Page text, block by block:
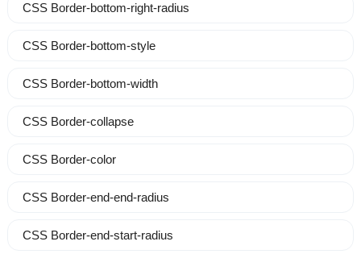
CSS Border-bottom-right-radius
CSS Border-bottom-style
CSS Border-bottom-width
CSS Border-collapse
CSS Border-color
CSS Border-end-end-radius
CSS Border-end-start-radius